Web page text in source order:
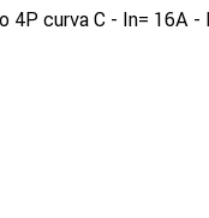
curva C - In= 16A -